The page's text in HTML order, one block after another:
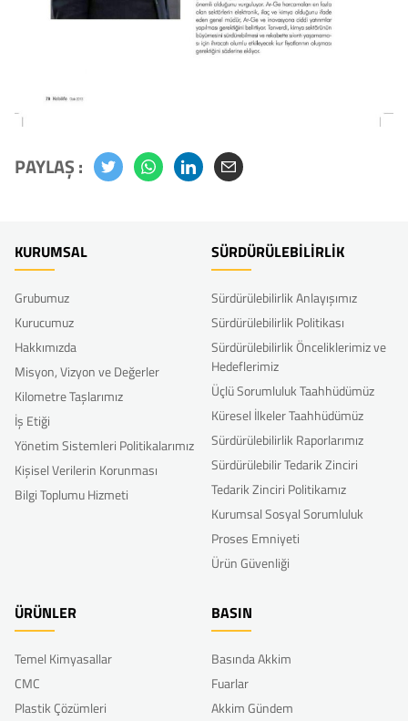
PAYLAŞ :
KURUMSAL
Grubumuz
Kurucumuz
Hakkımızda
Misyon, Vizyon ve Değerler
Kilometre Taşlarımız
İş Etiği
Yönetim Sistemleri Politikalarımız
Kişisel Verilerin Korunması
Bilgi Toplumu Hizmeti
SÜRDÜRÜLEBİLİRLİK
Sürdürülebilirlik Anlayışımız
Sürdürülebilirlik Politikası
Sürdürülebilirlik Önceliklerimiz ve
Hedeflerimiz
Üçlü Sorumluluk Taahhüdümüz
Küresel İlkeler Taahhüdümüz
Sürdürülebilirlik Raporlarımız
Sürdürülebilir Tedarik Zinciri
Tedarik Zinciri Politikamız
Kurumsal Sosyal Sorumluluk
Proses Emniyeti
Ürün Güvenliği
ÜRÜNLER
Temel Kimyasallar
CMC
Plastik Çözümleri
BASIN
Basında Akkim
Fuarlar
Akkim Gündem